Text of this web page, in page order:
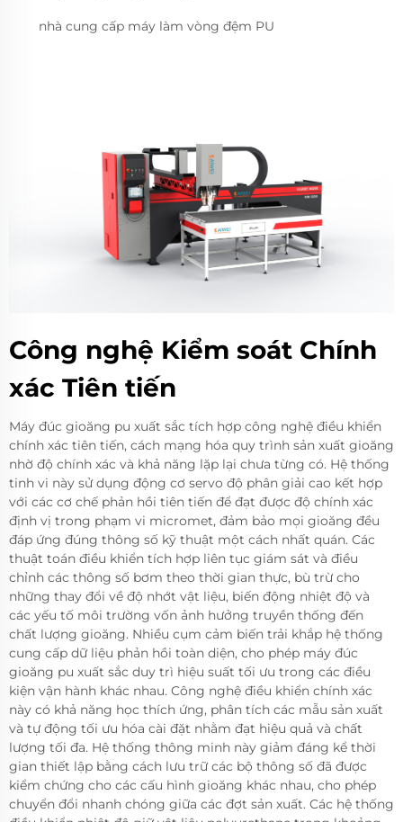
nhà cung cấp máy làm vòng đệm PU
Công nghệ Kiểm soát Chính
xác Tiên tiến
Máy đúc gioăng pu xuất sắc tích hợp công nghệ điều khiển
chính xác tiên tiến, cách mạng hóa quy trình sản xuất gioăng
nhờ độ chính xác và khả năng lặp lại chưa từng có. Hệ thống
tinh vi này sử dụng động cơ servo độ phân giải cao kết hợp
với các cơ chế phản hồi tiên tiến để đạt được độ chính xác
định vị trong phạm vi micromet, đảm bảo mọi gioăng đều
đáp ứng đúng thông số kỹ thuật một cách nhất quán. Các
thuật toán điều khiển tích hợp liên tục giám sát và điều
chỉnh các thông số bơm theo thời gian thực, bù trừ cho
những thay đổi về độ nhớt vật liệu, biến động nhiệt độ và
các yếu tố môi trường vốn ảnh hưởng truyền thống đến
chất lượng gioăng. Nhiều cụm cảm biến trải khắp hệ thống
cung cấp dữ liệu phản hồi toàn diện, cho phép máy đúc
gioăng pu xuất sắc duy trì hiệu suất tối ưu trong các điều
kiện vận hành khác nhau. Công nghệ điều khiển chính xác
này có khả năng học thích ứng, phân tích các mẫu sản xuất
và tự động tối ưu hóa cài đặt nhằm đạt hiệu quả và chất
lượng tối đa. Hệ thống thông minh này giảm đáng kể thời
gian thiết lập bằng cách lưu trữ các bộ thông số đã được
kiểm chứng cho các cấu hình gioăng khác nhau, cho phép
chuyển đổi nhanh chóng giữa các đợt sản xuất. Các hệ thống